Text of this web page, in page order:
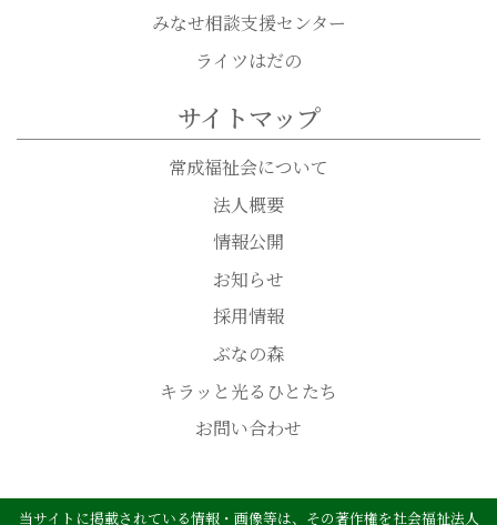
みなせ相談支援センター
ライツはだの
サイトマップ
常成福祉会について
法人概要
情報公開
お知らせ
採用情報
ぶなの森
キラッと光るひとたち
お問い合わせ
当サイトに掲載されている情報・画像等は、その著作権を社会福祉法人